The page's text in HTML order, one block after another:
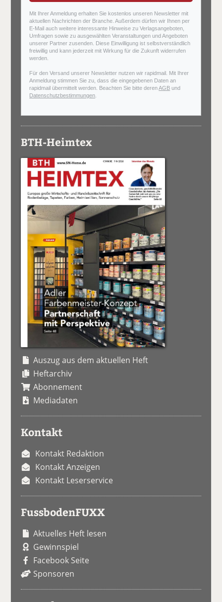
Mit Ihrer Anmeldung erhalten Sie kostenlos unseren Newsletter mit
aktuellen Nachrichten der Branche. Außerdem dürfen wir Ihnen per
E-Mail auch weitere interessante Hinweise zu Verlagsangeboten,
Umfragen sowie zu ausgewählten Veranstaltungen und Angeboten
unserer Partner zusenden. Diese Einwilligung ist selbstverständlich
freiwillig und kann jederzeit mit Wirkung für die Zukunft widerrufen
werden.
Für den Versand unserer Newsletter nutzen wir rapidmail. Mit Ihrer
Anmeldung stimmen Sie zu, dass die eingegebenen Daten an
rapidmail übermittelt werden. Beachten Sie bitte derenAGB und
Datenschutzbestimmungen
BTH-Heimtex
Auszug aus dem aktuellen Heft
Heftarchiv
Abonnement
Mediadaten
Kontakt
Kontakt Redaktion
Kontakt Anzeigen
Kontakt Leserservice
FussbodenFUXX
Aktuelles Heft lesen
Gewinnspiel
Facebook Seite
Sponsoren